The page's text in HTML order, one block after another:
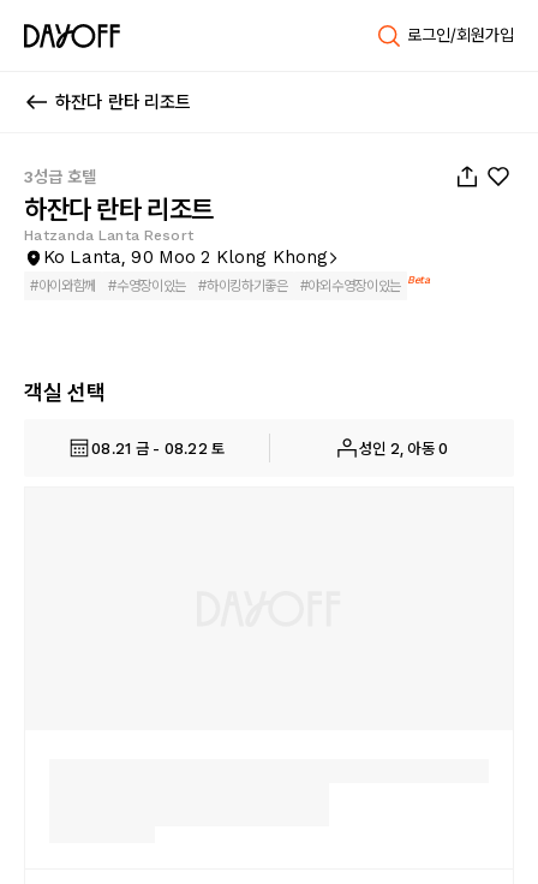
로그인/회원가입
하잔다 란타 리조트
3성급 호텔
하잔다 란타 리조트
Hatzanda Lanta Resort
Ko Lanta, 90 Moo 2 Klong Khong
#아이와함께 #수영장이있는 #하이킹하기좋은 #야외수영장이있는 Beta
객실 선택
08.21 금 - 08.22 토 성인 2, 아동 0